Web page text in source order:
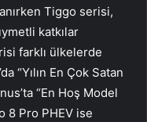
Tiggo serisi,
katkılar
farklı ülkelerde
“Yılın En Çok Satan
“En Hoş Model
8 Pro PHEV ise